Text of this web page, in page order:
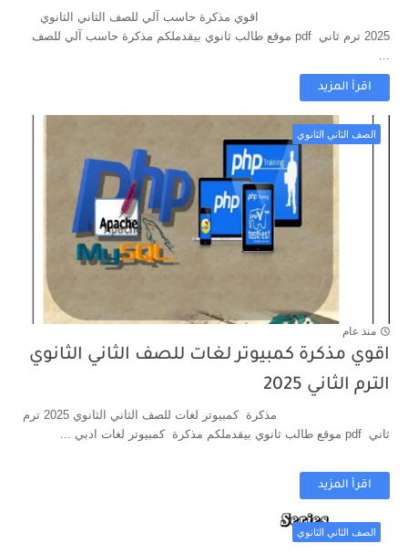
اقوي مذكرة حاسب آلي للصف الثاني الثانوي
2025 ترم ثاني pdf موقع طالب ثانوي بيقدملكم مذكرة حاسب آلي للصف
اقرأ المزيد
الصف الثاني الثانوي
منذ عام
اقوي مذكرة كمبيوتر لغات للصف الثاني الثانوي
الترم الثاني 2025
مذكرة كمبيوتر لغات للصف الثاني الثانوي 2025 ترم
ثاني pdf موقع طالب ثانوي بيقدملكم مذكرة كمبيوتر لغات ادبي ...
اقرأ المزيد
الصف الثاني الثانوي